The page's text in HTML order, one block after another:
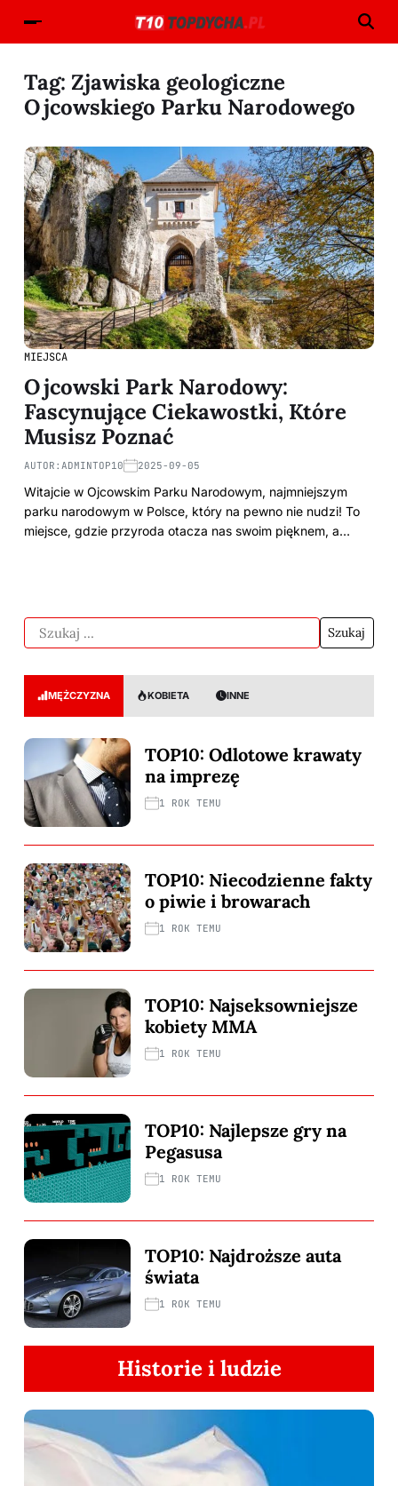
Tag: Zjawiska geologiczne
Ojcowskiego Parku Narodowego
MIEJSCA
Ojcowski Park Narodowy:
Fascynujące Ciekawostki, Które
Musisz Poznać
AUTOR: ADMINTOP10 2025-09-05
Witajcie w Ojcowskim Parku Narodowym, najmniejszym
parku narodowym w Polsce, który na pewno nie nudzi! To
miejsce, gdzie przyroda otacza nas swoim pięknem, a…
MĘŻCZYZNA KOBIETA INNE
TOP10: Odlotowe krawaty
na imprezę
1 ROK TEMU
TOP10: Niecodzienne fakty
o piwie i browarach
1 ROK TEMU
TOP10: Najseksowniejsze
kobiety MMA
1 ROK TEMU
TOP10: Najlepsze gry na
Pegasusa
1 ROK TEMU
TOP10: Najdroższe auta
świata
1 ROK TEMU
Historie i ludzie